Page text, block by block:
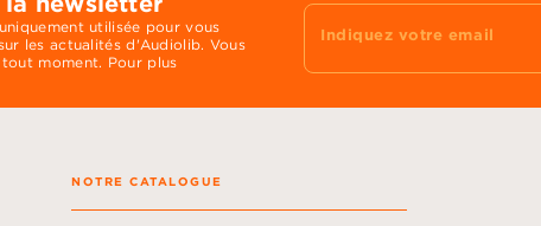
utilisée pour vous
les actualités d'Audiolib. Vous
moment. Pour plus
Indiquez votre email
NOTRE CATALOGUE